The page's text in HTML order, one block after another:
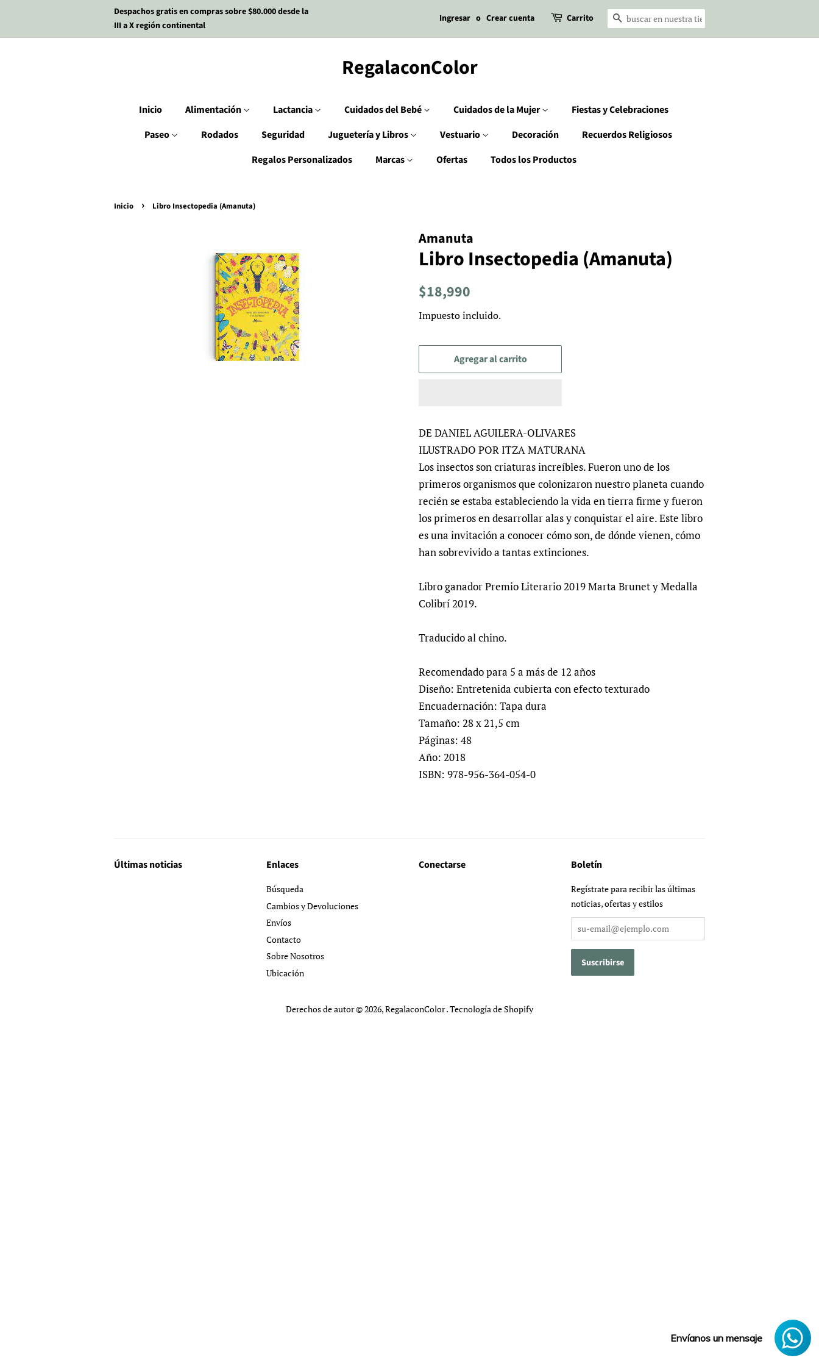
Despachos gratis en compras sobre $80.000 desde la
III a X región continental
Ingresar o Crear cuenta Carrito Buscar
RegalaconColor
Inicio Alimentación Lactancia Cuidados del Bebé Cuidados de la Mujer
Fiestas y Celebraciones
Paseo
Rodados Seguridad Juguetería y Libros Vestuario Decoración
Recuerdos Religiosos
Regalos Personalizados
Marcas Ofertas Todos los Productos
Inicio › Libro Insectopedia (Amanuta)
Amanuta
Libro Insectopedia (Amanuta)
Precio
$18,990
venta
Impuesto incluido.
Agregar al carrito
DE DANIEL AGUILERA-OLIVARES
ILUSTRADO POR ITZA MATURANA
Los insectos son criaturas increíbles. Fueron uno de los
primeros organismos que colonizaron nuestro planeta cuando
recién se estaba estableciendo la vida en tierra firme y fueron
los primeros en desarrollar alas y conquistar el aire. Este libro
es una invitación a conocer cómo son, de dónde vienen, cómo
han sobrevivido a tantas extinciones.
Libro ganador Premio Literario 2019 Marta Brunet y Medalla
Colibrí 2019.
Traducido al chino.
Recomendado para 5 a más de 12 años
Diseño: Entretenida cubierta con efecto texturado
Encuadernación: Tapa dura
Tamaño: 28 x 21,5 cm
Páginas: 48
Año: 2018
ISBN: 978-956-364-054-0
Últimas noticias Enlaces
Búsqueda
Cambios y Devoluciones
Envíos
Contacto
Sobre Nosotros
Ubicación
Conectarse Boletín
Regístrate para recibir las últimas
noticias, ofertas y estilos
Derechos de autor © 2026,RegalaconColor.Tecnología de Shopify
Envíanos un mensaje